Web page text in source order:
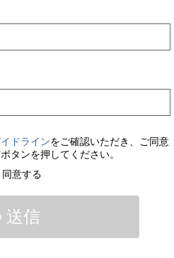
ドラインをご確認いただき、ご同意
タンを押してください。
意する
送信